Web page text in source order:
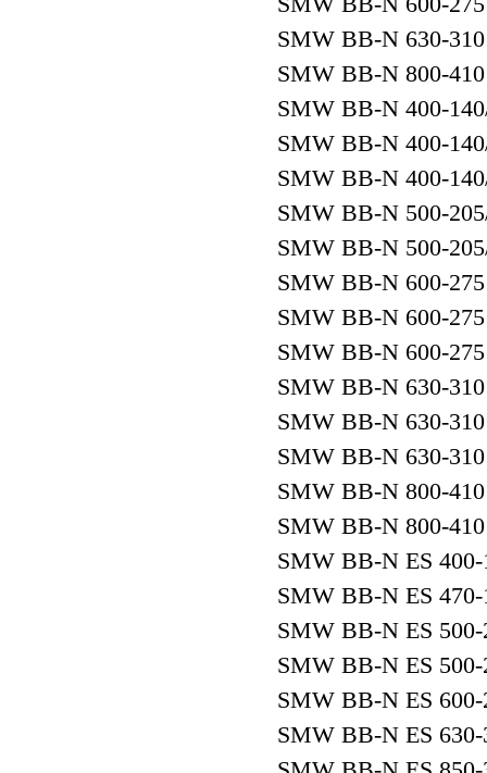
SMW BB-N 630-
SMW BB-N 800-
SMW BB-N 400-
SMW BB-N 400-
SMW BB-N 400-
SMW BB-N 500-
SMW BB-N 500-
SMW BB-N 600-
SMW BB-N 600-
SMW BB-N 600-
SMW BB-N 630-
SMW BB-N 630-
SMW BB-N 630-
SMW BB-N 800-
SMW BB-N 800-
SMW BB-N ES
SMW BB-N ES
SMW BB-N ES
SMW BB-N ES
SMW BB-N ES
SMW BB-N ES